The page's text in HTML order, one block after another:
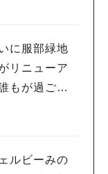
に服部緑地
リニューア
もが過ごし
ルビーみの